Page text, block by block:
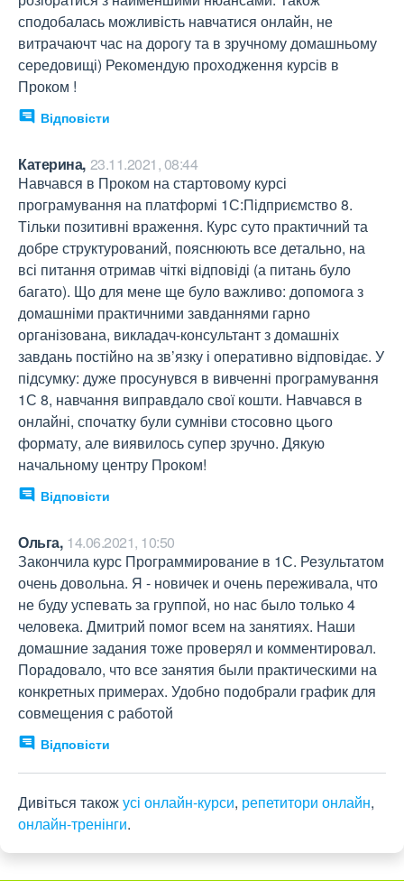
сподобалась можливість навчатися онлайн, не
витрачаючт час на дорогу та в зручному домашньому
середовищі) Рекомендую проходження курсів в
Проком !
Відповісти
Катерина, 23.11.2021, 08:44
Навчався в Проком на стартовому курсі
програмування на платформі 1С:Підприємство 8.
Тільки позитивні враження. Курс суто практичний та
добре структурований, пояснюють все детально, на
всі питання отримав чіткі відповіді (а питань було
багато). Що для мене ще було важливо: допомога з
домашніми практичними завданнями гарно
організована, викладач-консультант з домашніх
завдань постійно на зв’язку і оперативно відповідає. У
підсумку: дуже просунувся в вивченні програмування
1С 8, навчання виправдало свої кошти. Навчався в
онлайні, спочатку були сумніви стосовно цього
формату, але виявилось супер зручно. Дякую
начальному центру Проком!
Відповісти
Ольга, 14.06.2021, 10:50
Закончила курс Программирование в 1С. Результатом
очень довольна. Я - новичек и очень переживала, что
не буду успевать за группой, но нас было только 4
человека. Дмитрий помог всем на занятиях. Наши
домашние задания тоже проверял и комментировал.
Порадовало, что все занятия были практическими на
конкретных примерах. Удобно подобрали график для
совмещения с работой
Відповісти
Дивіться такожусі онлайн-курси, репетитори онлайн,
онлайн-тренінги.